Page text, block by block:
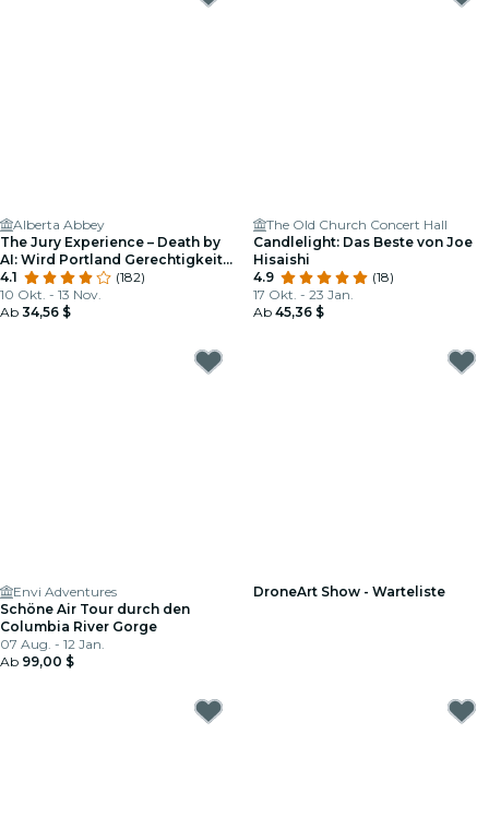
Alberta Abbey
The Jury Experience – Death by
AI: Wird Portland Gerechtigkeit
liefern?
4.1
(182)
10 Okt. - 13 Nov.
Ab 34,56 $
The Old Church Concert Hall
Candlelight: Das Beste von Joe
Hisaishi
4.9
(18)
17 Okt. - 23 Jan.
Ab 45,36 $
Envi Adventures
Schöne Air Tour durch den
Columbia River Gorge
07 Aug. - 12 Jan.
Ab 99,00 $
DroneArt Show - Warteliste